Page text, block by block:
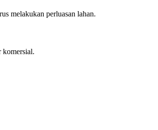
melakukan perluasan lahan.
komersial.